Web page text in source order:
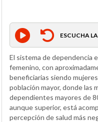
ESCUCHA
El sistema de dependencia
femenino, con
beneficiarias siendo
población mayor, donde las
dependientes mayores de
aunque superior, está
percepción de salud más